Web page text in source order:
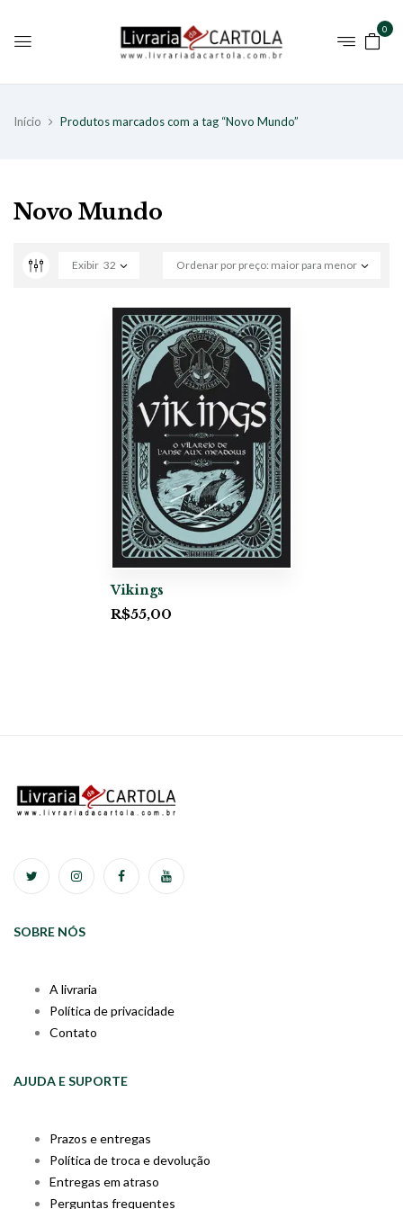
0
Início Produtos marcados com a tag “Novo Mundo”
Novo Mundo
Ordenar por preço: maior para menor
Exibir 32
Vikings
R$55,00
SOBRE NÓS
A livraria
Política de privacidade
Contato
AJUDA E SUPORTE
Prazos e entregas
Política de troca e devolução
Entregas em atraso
Perguntas frequentes